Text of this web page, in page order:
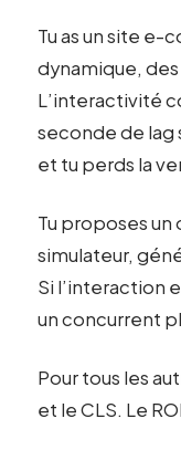
Tu as un site e-
dynamique,
L’interactivité
seconde de lag
et tu perds la
Tu proposes un
simulateur,
Si l’interaction
un concurrent
Pour tous les
et le CLS. Le